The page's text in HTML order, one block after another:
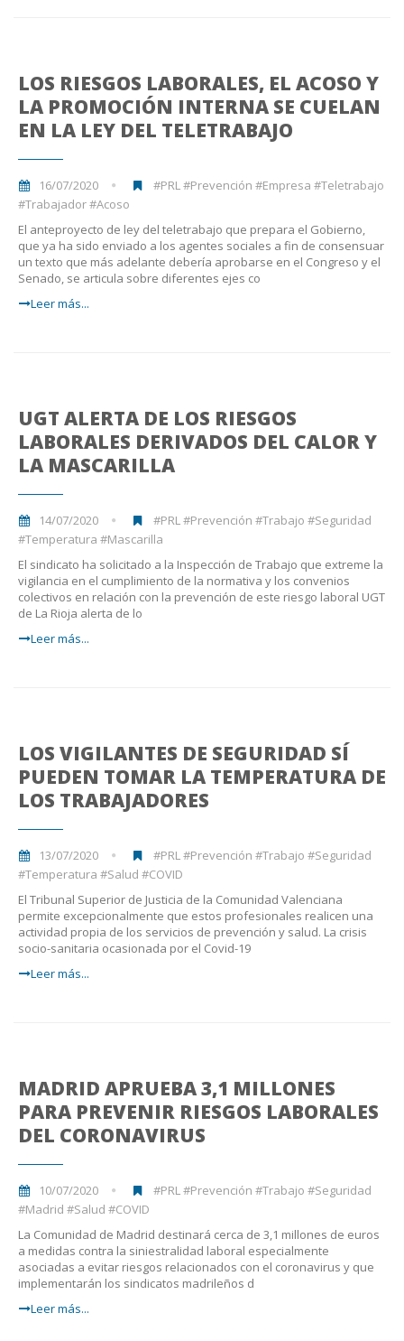
LOS RIESGOS LABORALES, EL ACOSO Y
LA PROMOCIÓN INTERNA SE CUELAN
EN LA LEY DEL TELETRABAJO
16/07/2020
#PRL #Prevención #Empresa #Teletrabajo
#Trabajador #Acoso
El anteproyecto de ley del teletrabajo que prepara el Gobierno,
que ya ha sido enviado a los agentes sociales a fin de consensuar
un texto que más adelante debería aprobarse en el Congreso y el
Senado, se articula sobre diferentes ejes co
Leer más...
UGT ALERTA DE LOS RIESGOS
LABORALES DERIVADOS DEL CALOR Y
LA MASCARILLA
14/07/2020
#PRL #Prevención #Trabajo #Seguridad
#Temperatura #Mascarilla
El sindicato ha solicitado a la Inspección de Trabajo que extreme la
vigilancia en el cumplimiento de la normativa y los convenios
colectivos en relación con la prevención de este riesgo laboral UGT
de La Rioja alerta de lo
Leer más...
LOS VIGILANTES DE SEGURIDAD SÍ
PUEDEN TOMAR LA TEMPERATURA DE
LOS TRABAJADORES
13/07/2020
#PRL #Prevención #Trabajo #Seguridad
#Temperatura #Salud #COVID
El Tribunal Superior de Justicia de la Comunidad Valenciana
permite excepcionalmente que estos profesionales realicen una
actividad propia de los servicios de prevención y salud. La crisis
socio-sanitaria ocasionada por el Covid-19
Leer más...
MADRID APRUEBA 3,1 MILLONES
PARA PREVENIR RIESGOS LABORALES
DEL CORONAVIRUS
10/07/2020
#PRL #Prevención #Trabajo #Seguridad
#Madrid #Salud #COVID
La Comunidad de Madrid destinará cerca de 3,1 millones de euros
a medidas contra la siniestralidad laboral especialmente
asociadas a evitar riesgos relacionados con el coronavirus y que
implementarán los sindicatos madrileños d
Leer más...